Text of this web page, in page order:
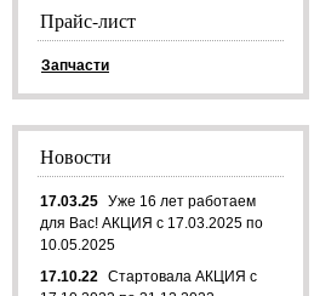
Прайс-лист
Запчасти
Новости
17.03.25 Уже 16 лет работаем
для Вас! АКЦИЯ с 17.03.2025 по
10.05.2025
17.10.22 Стартовала АКЦИЯ с